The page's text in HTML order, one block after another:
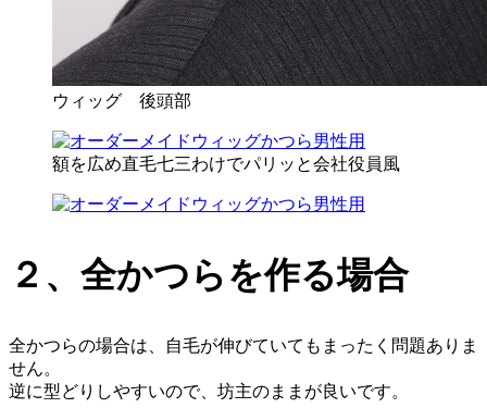
ウィッグ 後頭部
額を広め直毛七三わけでパリッと会社役員風
２、全かつらを作る場合
全かつらの場合は、自毛が伸びていてもまったく問題ありま
せん。
逆に型どりしやすいので、坊主のままが良いです。